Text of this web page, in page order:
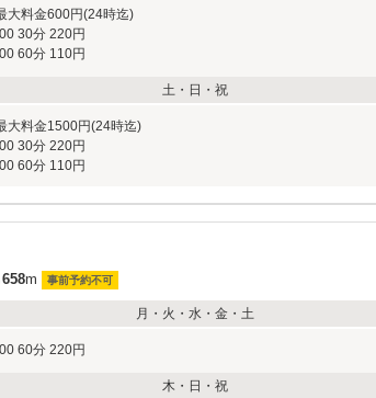
大料金600円(24時迄)
30分 220円
60分 110円
土・日・祝
大料金1500円(24時迄)
30分 220円
60分 110円
658m 事前予約不可
月・火・水・金・土
60分 220円
木・日・祝